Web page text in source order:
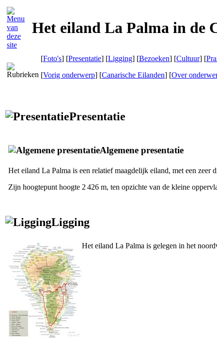
Het eiland La Palma in de
[Foto's] [Presentatie] [Ligging] [Bezoeken] [Cultuur] [
[Vorig onderwerp] [Canarische Eilanden] [Over
Presentatie
Algemene presentatie
Het eiland La Palma is een relatief maagdelijk eiland, met een zeer
Zijn hoogtepunt hoogte 2 426 m, ten opzichte van de kleine
Ligging
Het eiland La Palma is gelegen in het